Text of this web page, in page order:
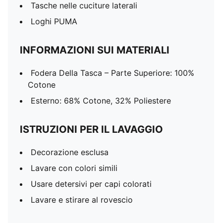
Tasche nelle cuciture laterali
Loghi PUMA
INFORMAZIONI SUI MATERIALI
Fodera Della Tasca – Parte Superiore: 100%
Cotone
Esterno: 68% Cotone, 32% Poliestere
ISTRUZIONI PER IL LAVAGGIO
Decorazione esclusa
Lavare con colori simili
Usare detersivi per capi colorati
Lavare e stirare al rovescio